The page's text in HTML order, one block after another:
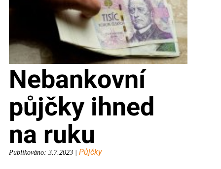
Nebankovní
půjčky ihned
na ruku
Publikováno: 3.7.2023 | Půjčky